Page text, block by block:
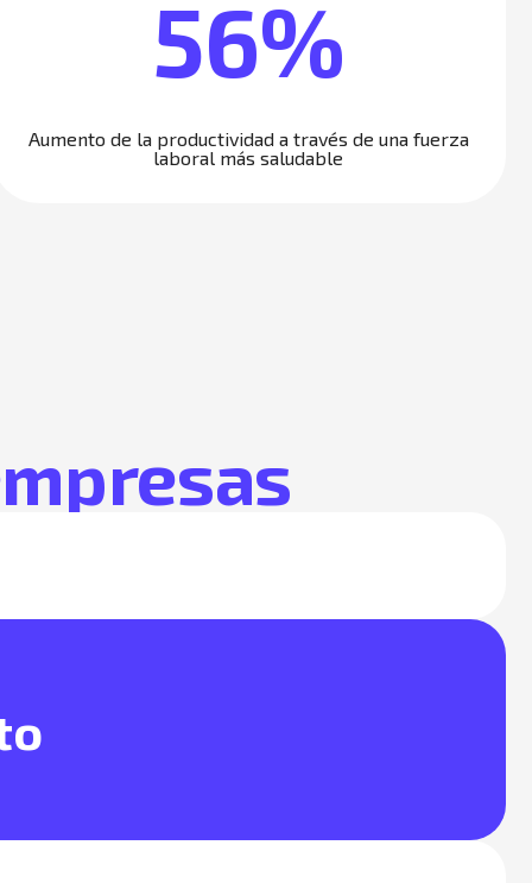
56%
Aumento de la productividad a través de una fuerza
laboral más saludable